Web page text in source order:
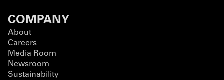
COMPANY
About
Careers
Media Room
Newsroom
Sustainability